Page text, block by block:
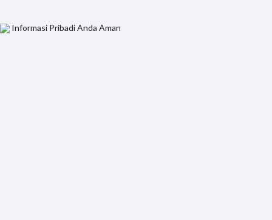
Informasi Pribadi Anda Aman